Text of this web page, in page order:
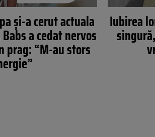
și-a cerut actuala
a cedat nervos
prag: “M-au stors
Iubirea